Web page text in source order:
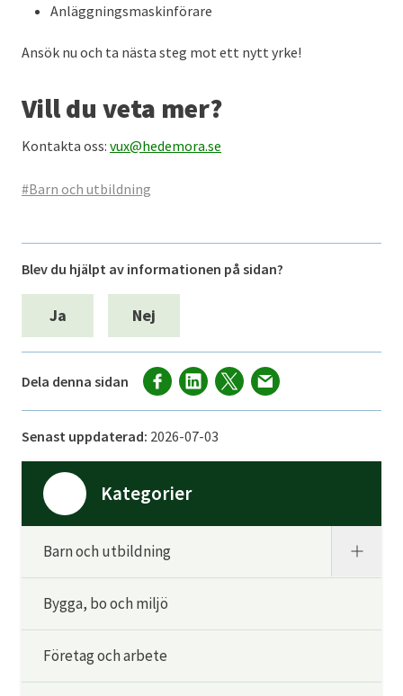
Anläggningsmaskinförare
Ansök nu och ta nästa steg mot ett nytt yrke!
Vill du veta mer?
Kontakta oss: vux@hedemora.se
#Barn och utbildning
Blev du hjälpt av informationen på sidan?
Ja Nej
Dela denna sidan
Senast uppdaterad: 2026-07-03
Kategorier
Barn och utbildning
Bygga, bo och miljö
Företag och arbete